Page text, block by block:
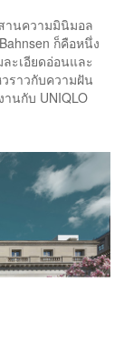
านความมินิมอล
ก็คือหนึ่ง
ะเอียดอ่อนและ
ราวกับความฝัน
นกับ UNIQLO